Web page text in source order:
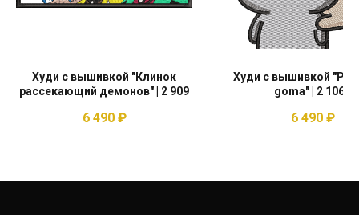
Худи с вышивкой "Клинок
рассекающий демонов" | 2 909
6 490 ₽
Худи с вышивкой
goma" | 2 1063
6 490 ₽